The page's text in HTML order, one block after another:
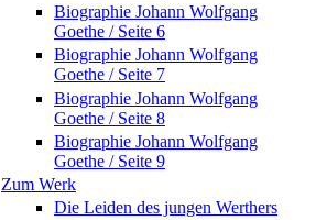
Biographie Johann Wolfgang
Goethe / Seite 6
Biographie Johann Wolfgang
Goethe / Seite 7
Biographie Johann Wolfgang
Goethe / Seite 8
Biographie Johann Wolfgang
Goethe / Seite 9
Zum Werk
Die Leiden des jungen Werthers